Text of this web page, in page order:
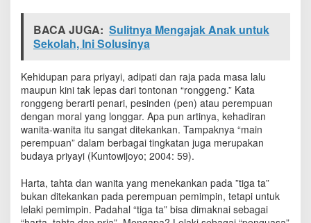
BACA JUGA: Sulitnya Mengajak Anak untuk
Sekolah, Ini Solusinya
Kehidupan para priyayi, adipati dan raja pada masa lalu
maupun kini tak lepas dari tontonan “ronggeng.” Kata
ronggeng berarti penari, pesinden (pen) atau perempuan
dengan moral yang longgar. Apa pun artinya, kehadiran
wanita-wanita itu sangat ditekankan. Tampaknya “main
perempuan” dalam berbagai tingkatan juga merupakan
budaya priyayi (Kuntowijoyo; 2004: 59).
Harta, tahta dan wanita yang menekankan pada ”tiga ta”
bukan ditekankan pada perempuan pemimpin, tetapi untuk
lelaki pemimpin. Padahal “tiga ta” bisa dimaknai sebagai